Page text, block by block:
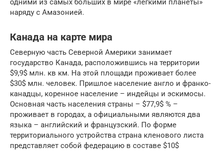
одними из самых больших в мире «легкими планеты»
наряду с Амазонией.
Канада на карте мира
Северную часть Северной Америки занимает
государство Канада, расположившись на территории
$9,9$ млн. кв км. На этой площади проживает более
$30$ млн. человек. Пришлое население англо и франко-
канадцы, коренное население – индейцы и эскимосы.
Основная часть населения страны – $77,9$ % –
проживает в городах, а официальными являются два
языка – английский и французский. По форме
территориального устройства страна кленового листа
представляет собой федерацию в составе $10$